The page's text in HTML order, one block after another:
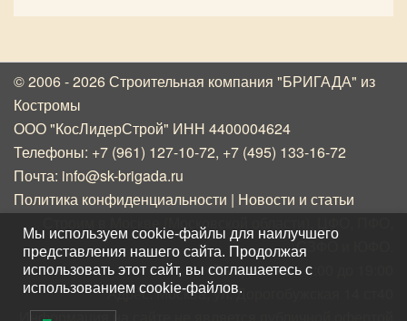
© 2006 - 2026 Строительная компания "БРИГАДА" из
Костромы
ООО "КосЛидерСтрой" ИНН 4400004624
Телефоны: +7 (961) 127-10-72, +7 (495) 133-16-72
Почта: info@sk-brigada.ru
Политика конфиденциальности | Новости и статьи
Строим в Москве (Московской области), ЦФО, ПФО,
СЗФО и ЮФО.
Ежедневно с 8:00 до 19:00
Адрес: Москва, ул. Дорогобужская 14 ст40
Информация на сайте не является публичной офертой
Мы используем cookie-файлы для наилучшего
представления нашего сайта. Продолжая
использовать этот сайт, вы соглашаетесь с
использованием cookie-файлов.